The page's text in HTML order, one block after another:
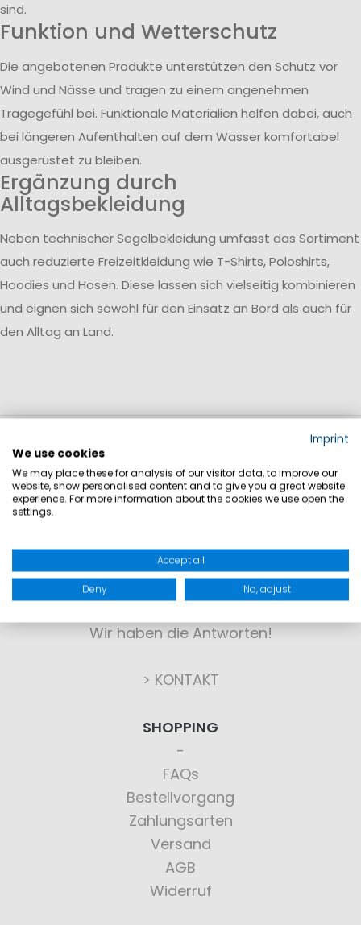
sind.
Funktion und Wetterschutz
Die angebotenen Produkte unterstützen den Schutz vor
Wind und Nässe und tragen zu einem angenehmen
Tragegefühl bei. Funktionale Materialien helfen dabei, auch
bei längeren Aufenthalten auf dem Wasser komfortabel
ausgerüstet zu bleiben.
Ergänzung durch
Alltagsbekleidung
Neben technischer Segelbekleidung umfasst das Sortiment
auch reduzierte Freizeitkleidung wie T-Shirts, Poloshirts,
Hoodies und Hosen. Diese lassen sich vielseitig kombinieren
und eignen sich sowohl für den Einsatz an Bord als auch für
den Alltag an Land.
KONTAKT
Wir haben die Antworten!
> KONTAKT
SHOPPING
FAQs
Bestellvorgang
Zahlungsarten
Versand
AGB
Widerruf
Imprint
We use cookies
We may place these for analysis of our visitor data, to improve our
website, show personalised content and to give you a great website
experience. For more information about the cookies we use open the
settings.
Accept all
Deny No, adjust